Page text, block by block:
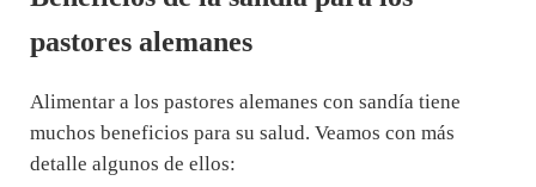
pastores alemanes
Alimentar a los pastores alemanes con sandía tiene
muchos beneficios para su salud. Veamos con más
detalle algunos de ellos: